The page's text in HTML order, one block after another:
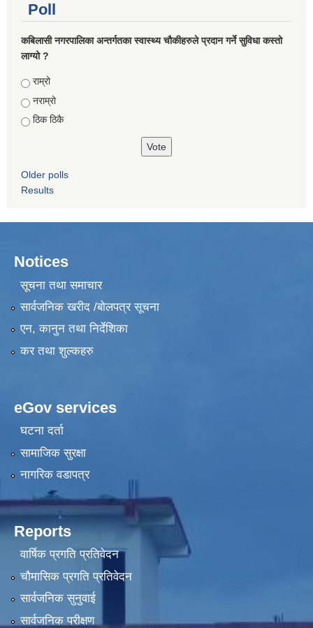
Poll
कबिलासी नगरपालिका अन्तर्गतका स्वास्थ्य चौकीहरुले प्रदान गर्ने सुविधा कस्तो
लाग्यो ?
Choices
राम्रो
नराम्रो
ठिक ठिकै
Older polls
Results
Notices
सूचना तथा समाचार
सार्वजनिक खरीद /बोलपत्र सूचना
एन, कानुन तथा निर्देशिका
कर तथा शुल्कहरु
eGov services
घटना दर्ता
सामाजिक सुरक्षा
नागरिक वडापत्र
Reports
वार्षिक प्रगति प्रतिवेदन
चौमासिक प्रगति प्रतिवेदन
सार्वजनिक सुनुवाई
सार्वजनिक परीक्षण